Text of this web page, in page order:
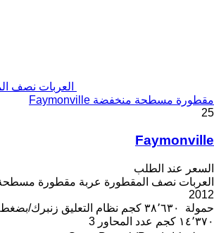
العربات نصف
مقطورة مسطحة منخفضة Faymonville
25
Faymonville
السعر عند الطلب
العربات نصف المقطورة عربة مقطورة
2012
حمولة
٣٨٬٦٣٠ كجم نظام التعليق زنبرك/بضغط
١٤٬٣٧٠ كجم
عدد المحاور 3